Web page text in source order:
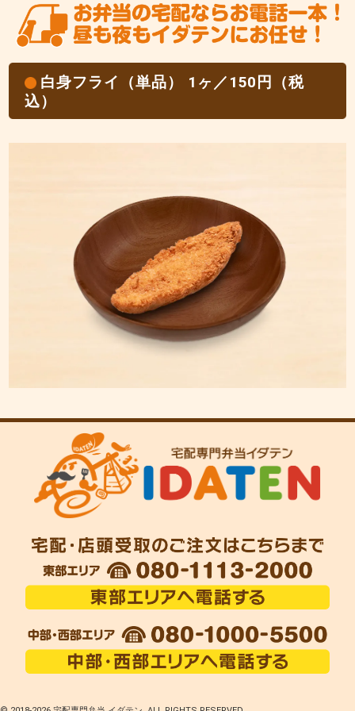
白身フライ（単品） 1ヶ／150円（税
込）